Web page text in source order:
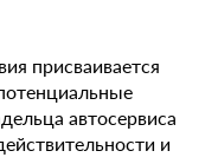
присваивается
автосервиса
и